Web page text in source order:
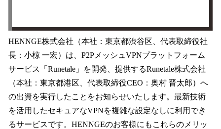
す
HENNGE株式会社（本社：東京都渋谷区、代表取締役社
長：小椋 一宏）は、P2PメッシュVPNプラットフォーム
サービス「Runetale」を開発、提供するRunetale株式会社
（本社：東京都港区、代表取締役CEO：奥村 晋太郎）へ
の出資を実行したことをお知らせいたします。最新技術
を活用したセキュアなVPNを複雑な設定なしに利用でき
るサービスです。HENNGEのお客様にもこれらのメリッ